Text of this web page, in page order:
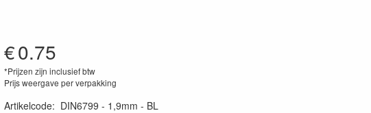
€0.75
*Prijzen zijn inclusief btw
Prijs weergave per verpakking
Artikelcode: DIN6799 - 1,9mm - BL